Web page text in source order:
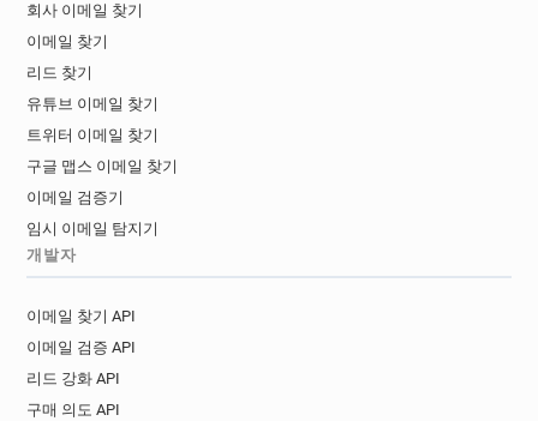
회사 이메일 찾기
이메일 찾기
리드 찾기
유튜브 이메일 찾기
트위터 이메일 찾기
구글 맵스 이메일 찾기
이메일 검증기
임시 이메일 탐지기
개발자
이메일 찾기 API
이메일 검증 API
리드 강화 API
구매 의도 API